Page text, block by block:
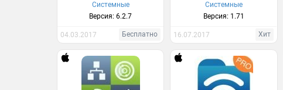
Системные
Версия: 6.2.7
04.03.2017 Бесплатно
Системные
Версия: 1.71
16.07.2017 Хит